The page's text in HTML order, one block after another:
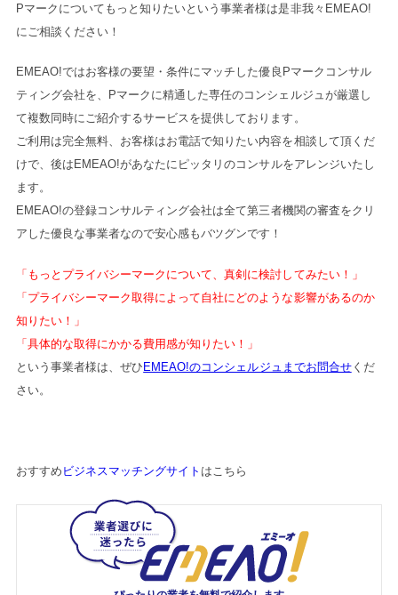
Pマークについてもっと知りたいという事業者様は是非我々EMEAO!
にご相談ください！
EMEAO!ではお客様の要望・条件にマッチした優良Pマークコンサル
ティング会社を、Pマークに精通した専任のコンシェルジュが厳選し
て複数同時にご紹介するサービスを提供しております。
ご利用は完全無料、お客様はお電話で知りたい内容を相談して頂くだ
けで、後はEMEAO!があなたにピッタリのコンサルをアレンジいたし
ます。
EMEAO!の登録コンサルティング会社は全て第三者機関の審査をクリ
アした優良な事業者なので安心感もバツグンです！
「もっとプライバシーマークについて、真剣に検討してみたい！」
「プライバシーマーク取得によって自社にどのような影響があるのか
知りたい！」
「具体的な取得にかかる費用感が知りたい！」
という事業者様は、ぜひ EMEAO!のコンシェルジュまでお問合せくだ
さい。
おすすめ ビジネスマッチングサイト はこちら